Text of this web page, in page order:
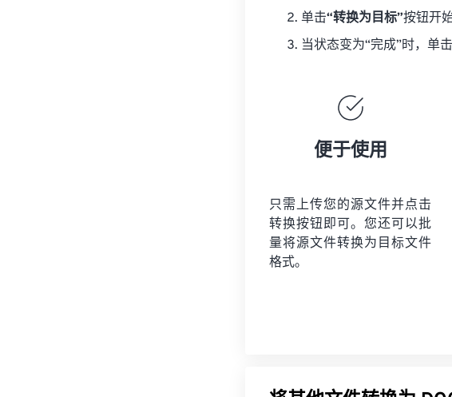
单击“转换为目标”按钮开
当状态变为“完成”时，单击
便于使用
只需上传您的源文件并点击
转换按钮即可。您还可以批
量将源文件转换为目标文件
格式。